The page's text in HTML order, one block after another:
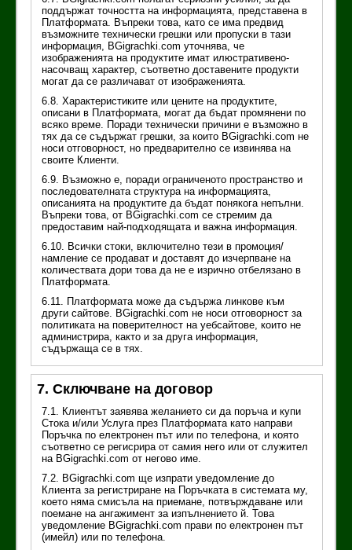
поддържат точността на информацията, представена в
Платформата. Въпреки това, като се има предвид
възможните технически грешки или пропуски в тази
информация, BGigrachki.com уточнява, че
изображенията на продуктите имат илюстративено-
насочващ характер, съответно доставените продукти
могат да се различават от изображенията.
6.8. Характеристиките или цените на продуктите,
описани в Платформата, могат да бъдат промянени по
всяко време. Поради технически причини е възможно в
тях да се съдържат грешки, за които BGigrachki.com не
носи отговорност, но предварително се извинява на
своите Клиенти.
6.9. Възможно е, поради ограниченото пространство и
последователната структура на информацията,
описанията на продуктите да бъдат понякога непълни.
Въпреки това, от BGigrachki.com се стремим да
предоставим най-подходящата и важна информация.
6.10. Всички стоки, включително тези в промоция/
намление се продават и доставят до изчерпване на
количествата дори това да не е изрично отбелязано в
Платформата.
6.11. Платформата може да съдържа линкове към
други сайтове. BGigrachki.com не носи отговорност за
политиката на поверителност на уебсайтове, които не
администрира, както и за друга информация,
съдържаща се в тях.
7. Сключване на договор
7.1. Клиентът заявява желанието си да поръча и купи
Стока и/или Услуга през Платформата като направи
Поръчка по електронен път или по телефона, и която
съответно се регисрира от самия него или от служител
на BGigrachki.com от негово име.
7.2. BGigrachki.com ще изпрати уведомление до
Клиента за регистриране на Поръчката в системата му,
което няма смисъла на приемане, потвърждаване или
поемане на ангажимент за изпълнението й. Това
уведомление BGigrachki.com прави по електронен път
(имейл) или по телефона.